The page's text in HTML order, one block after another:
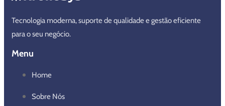
Tecnologia moderna, suporte de qualidade e gestão eficiente
para o seu negócio.
Menu
Home
Sobre Nós